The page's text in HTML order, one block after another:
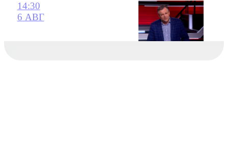
14:30
6 АВГ